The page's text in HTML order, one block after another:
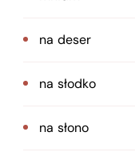
na deser
na słodko
na słono